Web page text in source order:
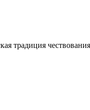
традиция